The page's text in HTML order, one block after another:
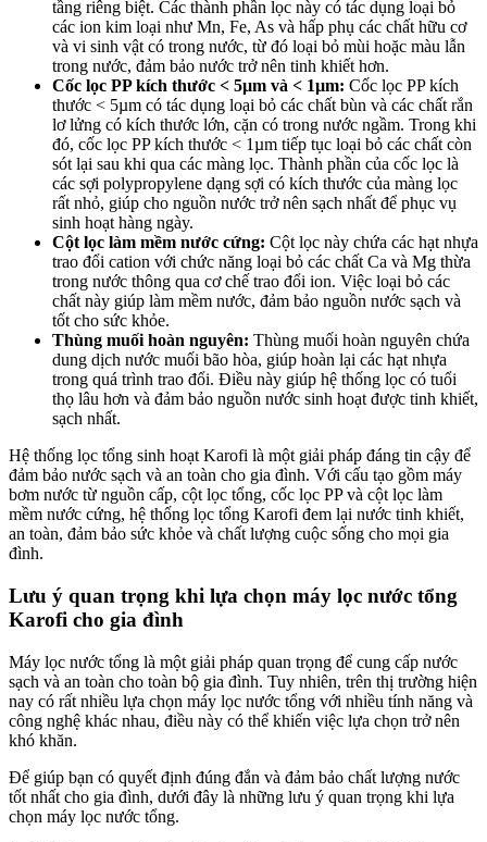
tầng riêng biệt. Các thành phần lọc này có tác dụng loại bỏ
các ion kim loại như Mn, Fe, As và hấp phụ các chất hữu cơ
và vi sinh vật có trong nước, từ đó loại bỏ mùi hoặc màu lẫn
trong nước, đảm bảo nước trở nên tinh khiết hơn.
Cốc lọc PP kích thước < 5µm và < 1µm: Cốc lọc PP kích
thước < 5µm có tác dụng loại bỏ các chất bùn và các chất rắn
lơ lửng có kích thước lớn, cặn có trong nước ngầm. Trong khi
đó, cốc lọc PP kích thước < 1µm tiếp tục loại bỏ các chất còn
sót lại sau khi qua các màng lọc. Thành phần của cốc lọc là
các sợi polypropylene dạng sợi có kích thước của màng lọc
rất nhỏ, giúp cho nguồn nước trở nên sạch nhất để phục vụ
sinh hoạt hàng ngày.
Cột lọc làm mềm nước cứng: Cột lọc này chứa các hạt nhựa
trao đổi cation với chức năng loại bỏ các chất Ca và Mg thừa
trong nước thông qua cơ chế trao đổi ion. Việc loại bỏ các
chất này giúp làm mềm nước, đảm bảo nguồn nước sạch và
tốt cho sức khỏe.
Thùng muối hoàn nguyên: Thùng muối hoàn nguyên chứa
dung dịch nước muối bão hòa, giúp hoàn lại các hạt nhựa
trong quá trình trao đổi. Điều này giúp hệ thống lọc có tuổi
thọ lâu hơn và đảm bảo nguồn nước sinh hoạt được tinh khiết,
sạch nhất.
Hệ thống lọc tổng sinh hoạt Karofi là một giải pháp đáng tin cậy để
đảm bảo nước sạch và an toàn cho gia đình. Với cấu tạo gồm máy
bơm nước từ nguồn cấp, cột lọc tổng, cốc lọc PP và cột lọc làm
mềm nước cứng, hệ thống lọc tổng Karofi đem lại nước tinh khiết,
an toàn, đảm bảo sức khỏe và chất lượng cuộc sống cho mọi gia
đình.
Lưu ý quan trọng khi lựa chọn máy lọc nước tổng
Karofi cho gia đình
Máy lọc nước tổng là một giải pháp quan trọng để cung cấp nước
sạch và an toàn cho toàn bộ gia đình. Tuy nhiên, trên thị trường hiện
nay có rất nhiều lựa chọn máy lọc nước tổng với nhiều tính năng và
công nghệ khác nhau, điều này có thể khiến việc lựa chọn trở nên
khó khăn.
Để giúp bạn có quyết định đúng đắn và đảm bảo chất lượng nước
tốt nhất cho gia đình, dưới đây là những lưu ý quan trọng khi lựa
chọn máy lọc nước tổng.